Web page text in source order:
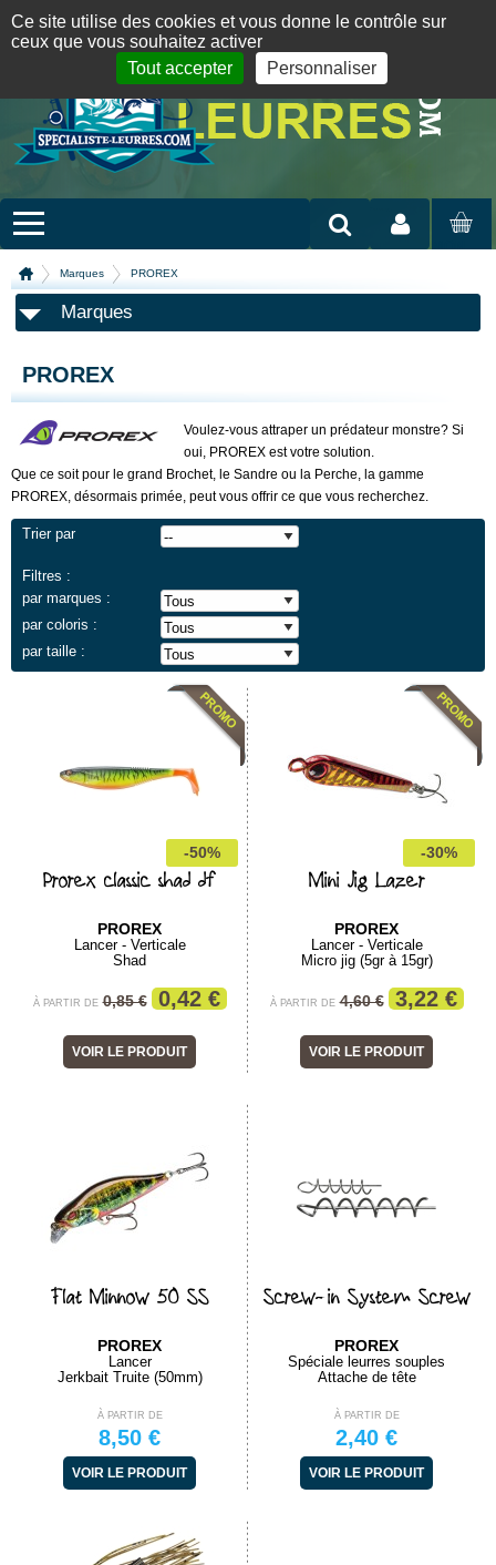
09 72 36 55 01 06 08 07 98 87 English version
MON
Marques PROREX
Marques
PROREX
Voulez-vous attraper un prédateur monstre? Si
oui, PROREX est votre solution.
Que ce soit pour le grand Brochet, le Sandre ou la Perche, la gamme
PROREX, désormais primée, peut vous offrir ce que vous recherchez.
Trier par
Filtres :
par marques :
par coloris :
par taille :
-50%
Prorex classic shad df
PROREX
Lancer - Verticale
Shad
À PARTIR DE 0,85 € 0,42 €
VOIR LE PRODUIT
-30%
Mini Jig Lazer
PROREX
Lancer - Verticale
Micro jig (5gr à 15gr)
À PARTIR DE 4,60 € 3,22 €
VOIR LE PRODUIT
Flat Minnow 50 SS
PROREX
Lancer
Jerkbait Truite (50mm)
À PARTIR DE
8,50 €
VOIR LE PRODUIT
Screw-in System Screw
PROREX
Spéciale leurres souples
Attache de tête
À PARTIR DE
2,40 €
VOIR LE PRODUIT
Panneau de gestion des cookies
Ce site utilise des cookies et vous donne le contrôle sur
ceux que vous souhaitez activer
Tout accepter
Personnaliser